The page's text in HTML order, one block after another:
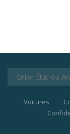
Voitures